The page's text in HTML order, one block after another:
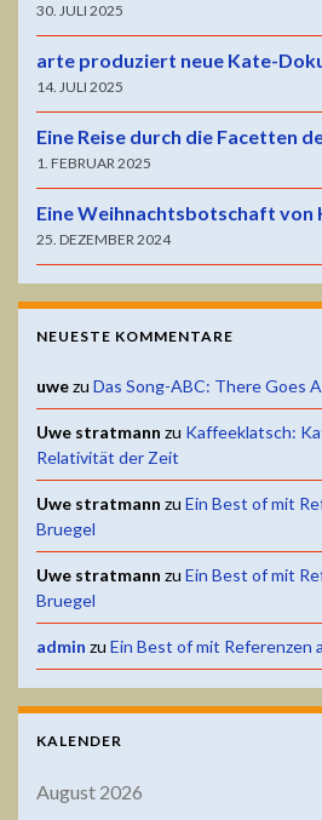
30. JULI 2025
arte produziert neue Kate-
14. JULI 2025
Eine Reise durch die Facetten
1. FEBRUAR 2025
Eine Weihnachtsbotschaft von
25. DEZEMBER 2024
NEUESTE KOMMENTARE
uwezu Das Song-ABC: There Goes
Uwe stratmann zu Kaffeeklatsch:
Relativität der Zeit
Uwe stratmann zu Ein Best of mit
Bruegel
Uwe stratmann zu Ein Best of mit
Bruegel
admin zu Ein Best of mit Referenzen
KALENDER
August 2026